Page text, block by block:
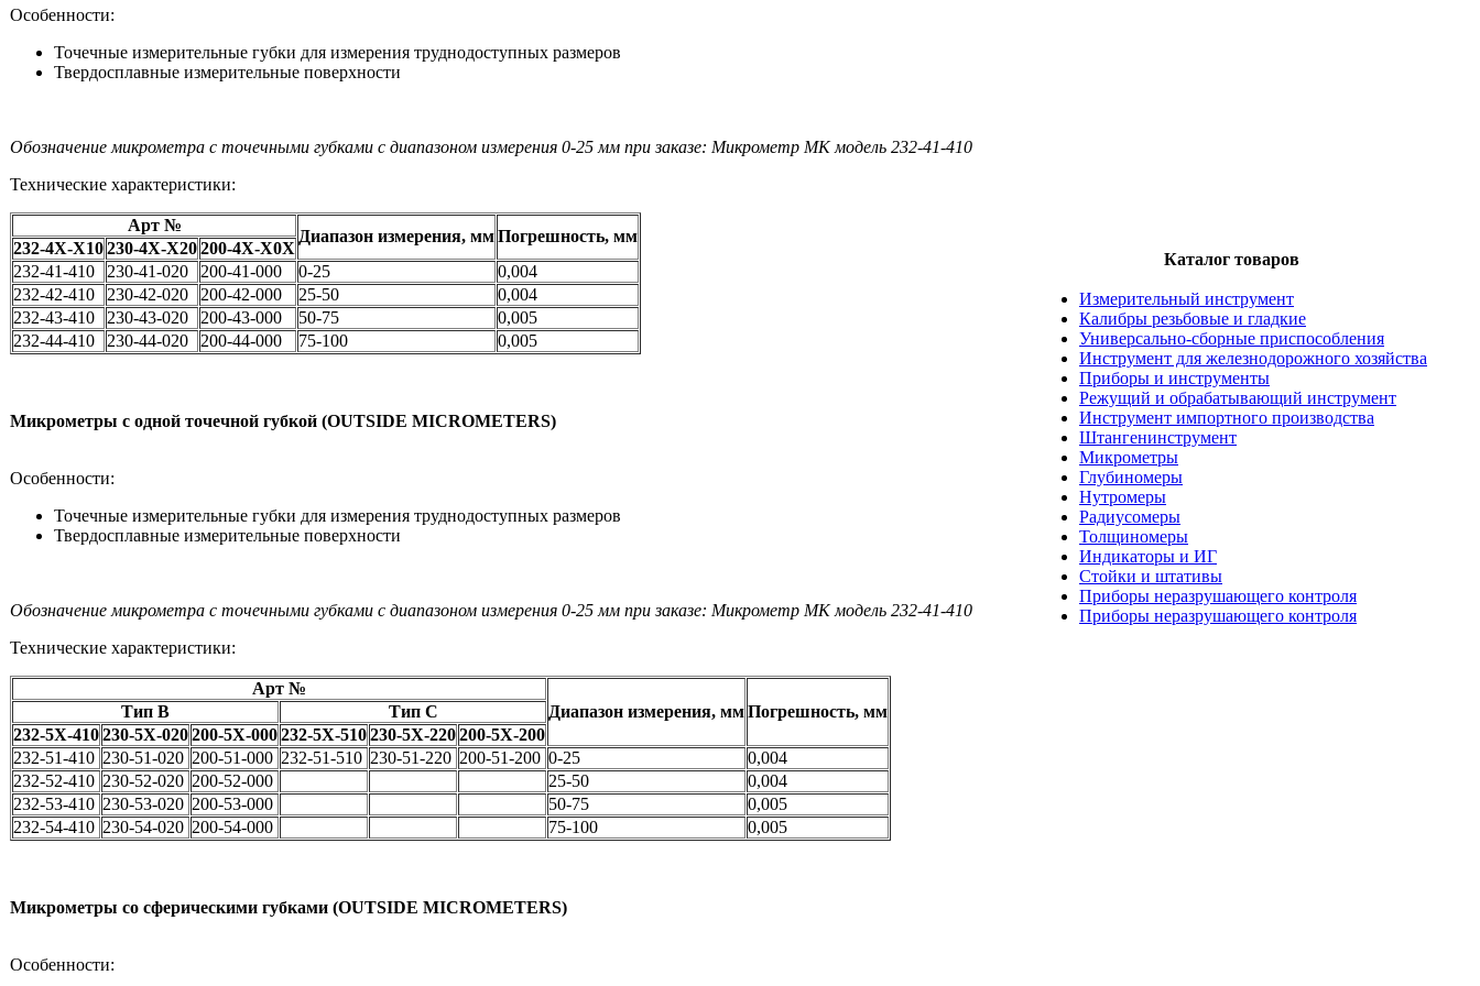
Особенности:
Точечные измерительные губки для измерения труднодоступных размеров
Твердосплавные измерительные поверхности
Обозначение микрометра с точечными губками с диапазоном измерения 0-25 мм при заказе: Микрометр МК модель 232-41-410
Технические характеристики:
Арт №
Диапазон измерения, ммПогрешность, мм
232-4X-Х10230-4X-Х20200-4X-Х0Х
232-41-410
230-41-020 200-41-000 0-25
0,004
232-42-410
230-42-020 200-42-000 25-50
0,004
232-43-410
230-43-020 200-43-000 50-75
0,005
232-44-410
230-44-020 200-44-000 75-100 0,005
Микрометры с одной точечной губкой (OUTSIDE MICROMETERS)
Особенности:
Точечные измерительные губки для измерения труднодоступных размеров
Твердосплавные измерительные поверхности
Обозначение микрометра с точечными губками с диапазоном измерения 0-25 мм при заказе: Микрометр МК модель 232-41-410
Технические характеристики:
Арт №
Диапазон измерения, ммПогрешность, мм
Тип В
Тип С
232-5X-410230-5X-020200-5X-000232-5X-510230-5X-220200-5X-200
232-51-410 230-51-020 200-51-000 232-51-510 230-51-220 200-51-200 0-25
0,004
232-52-410 230-52-020 200-52-000 25-50
0,004
232-53-410 230-53-020 200-53-000 50-75
0,005
232-54-410 230-54-020 200-54-000 75-100 0,005
Микрометры со сферическими губками (OUTSIDE MICROMETERS)
Особенности:
Каталог товаров
Измерительный инструмент
Калибры резьбовые и гладкие
Универсально-сборные приспособления
Инструмент для железнодорожного хозяйства
Приборы и инструменты
Режущий и обрабатывающий инструмент
Инструмент импортного производства
Штангенинструмент
Микрометры
Глубиномеры
Нутромеры
Радиусомеры
Толщиномеры
Индикаторы и ИГ
Стойки и штативы
Приборы неразрушающего контроля
Приборы неразрушающего контроля